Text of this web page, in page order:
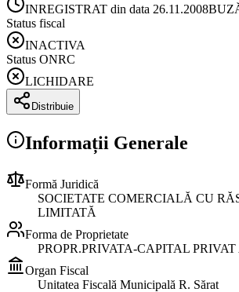
INREGISTRAT din data 26.11.2008
Status fiscal
INACTIVA
Status ONRC
LICHIDARE
Distribuie
Informații Generale
Formă Juridică
SOCIETATE COMERCIALĂ CU
LIMITATĂ
Forma de Proprietate
PROPR.PRIVATA-CAPITAL
Organ Fiscal
Unitatea Fiscală Municipală R. Sărat